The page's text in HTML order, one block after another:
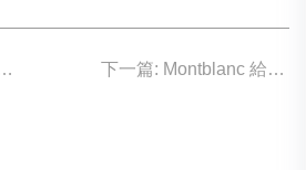
Piguet 加入「綠色」團隊 下一篇: Montblanc 給女士的復雜腕表